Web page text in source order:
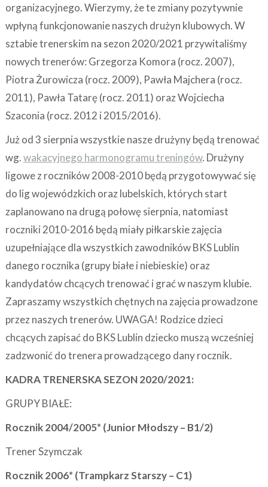
organizacyjnego. Wierzymy, że te zmiany pozytywnie
wpłyną funkcjonowanie naszych drużyn klubowych. W
sztabie trenerskim na sezon 2020/2021 przywitaliśmy
nowych trenerów: Grzegorza Komora (rocz. 2007),
Piotra Żurowicza (rocz. 2009), Pawła Majchera (rocz.
2011), Pawła Tatarę (rocz. 2011) oraz Wojciecha
Szaconia (rocz. 2012 i 2015/2016).
Już od 3 sierpnia wszystkie nasze drużyny będą trenować
wg.wakacyjnego harmonogramu treningów. Drużyny
ligowe z roczników 2008-2010 będą przygotowywać się
do lig wojewódzkich oraz lubelskich, których start
zaplanowano na drugą połowę sierpnia, natomiast
roczniki 2010-2016 będą miały piłkarskie zajęcia
uzupełniające dla wszystkich zawodników BKS Lublin
danego rocznika (grupy białe i niebieskie) oraz
kandydatów chcących trenować i grać w naszym klubie.
Zapraszamy wszystkich chętnych na zajęcia prowadzone
przez naszych trenerów. UWAGA! Rodzice dzieci
chcących zapisać do BKS Lublin dziecko muszą wcześniej
zadzwonić do trenera prowadzącego dany rocznik.
KADRA TRENERSKA SEZON 2020/2021:
GRUPY BIAŁE:
Rocznik 2004/2005* (Junior Młodszy – B1/2)
Trener Szymczak
Rocznik 2006* (Trampkarz Starszy – C1)